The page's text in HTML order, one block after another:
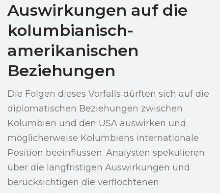
Auswirkungen auf die
kolumbianisch-
amerikanischen
Beziehungen
Die Folgen dieses Vorfalls dürften sich auf die
diplomatischen Beziehungen zwischen
Kolumbien und den USA auswirken und
möglicherweise Kolumbiens internationale
Position beeinflussen. Analysten spekulieren
über die langfristigen Auswirkungen und
berücksichtigen die verflochtenen